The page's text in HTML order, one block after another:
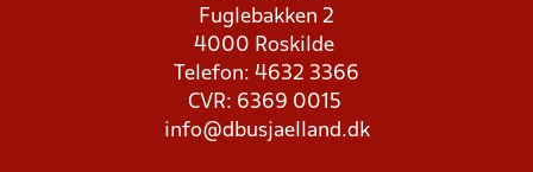
Fuglebakken 2
4000 Roskilde
Telefon: 4632 3366
CVR: 6369 0015
info@dbusjaelland.dk